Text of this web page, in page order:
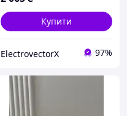
Купити
ElectrovectorX 97%